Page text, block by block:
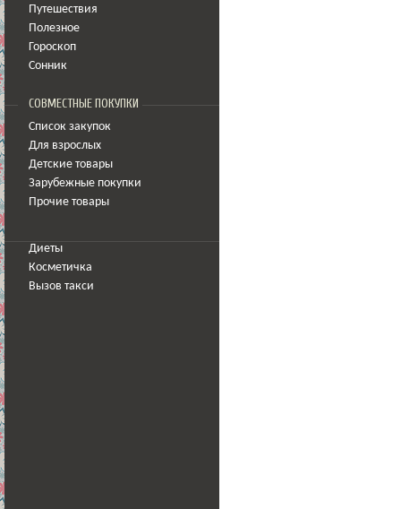
Путешествия
Полезное
Гороскоп
Сонник
СОВМЕСТНЫЕ ПОКУПКИ
Список закупок
Для взрослых
Детские товары
Зарубежные покупки
Прочие товары
Диеты
Косметичка
Вызов такси